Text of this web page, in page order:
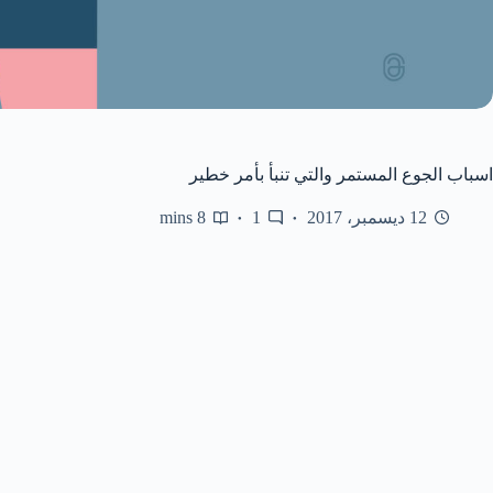
اسباب الجوع المستمر والتي تنبأ بأمر خطير
12 ديسمبر، 2017 1
8 mins